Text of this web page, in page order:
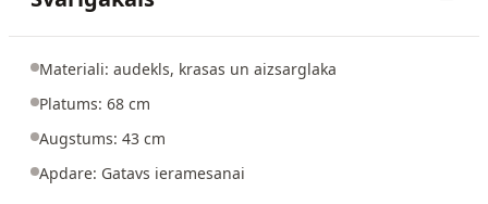
Materiali: audekls, krasas un aizsarglaka
Platums: 68 cm
Augstums: 43 cm
Apdare: Gatavs ieramesanai